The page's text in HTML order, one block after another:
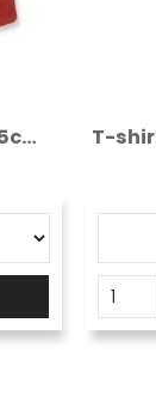
T-shirt Samoa nera Logica 100% cotone top